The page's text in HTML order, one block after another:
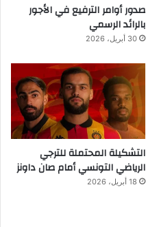
صدور أوامر الترفيع في الأجور
بالرائد الرسمي
30 أبريل، 2026
التشكيلة المحتملة للترجي
الرياضي التونسي أمام صان داونز
18 أبريل، 2026